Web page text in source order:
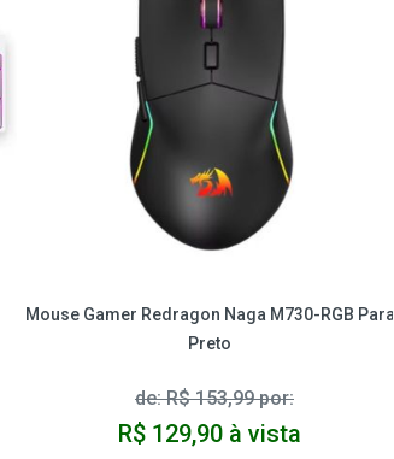
Mouse Gamer Redragon Naga M730-RGB Para
Preto
de: R$ 153,99 por:
R$ 129,90 à vista